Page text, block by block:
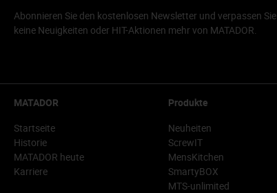
Abonnieren Sie den kostenlosen Newsletter und verpassen Sie
keine Neuigkeiten oder HIT-Aktionen mehr von MATADOR.
MATADOR
Startseite
Historie
MATADOR heute
Karriere
Produkte
Neuheiten
ScrewIT
MensKitchen
SmartyBOX
MTS-unlimited